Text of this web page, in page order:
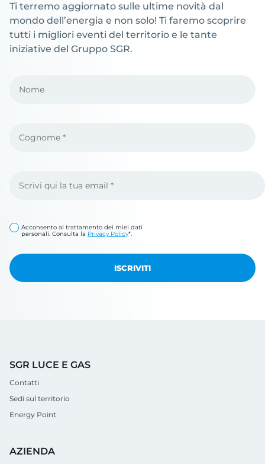
Ti terremo aggiornato sulle ultime novità dal
mondo dell’energia e non solo! Ti faremo scoprire
tutti i migliori eventi del territorio e le tante
iniziative del Gruppo SGR.
Acconsento al trattamento dei miei dati
personali. Consulta la Privacy Policy*.
SGR LUCE E GAS
Contatti
Sedi sul territorio
Energy Point
AZIENDA